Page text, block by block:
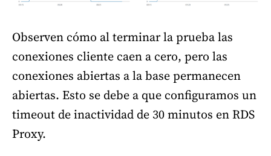
Observen cómo al terminar la prueba las
conexiones cliente caen a cero, pero las
conexiones abiertas a la base permanecen
abiertas. Esto se debe a que configuramos un
timeout de inactividad de 30 minutos en RDS
Proxy.